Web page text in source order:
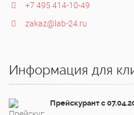
+7 495 414-10-49
zakaz@lab-24.ru
Информация для
Прейскурант с